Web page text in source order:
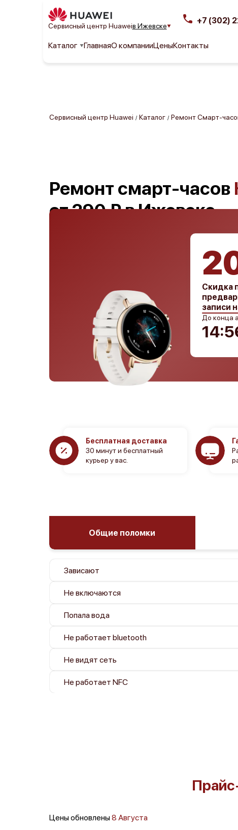
Сервисный центр Huaweiв Ижевске
+7 (302)
Каталог ГлавнаяО компанииЦеныКонтакты
Сервисный центр Huawei / Каталог / Ремонт Смарт-
Ремонт смарт-часов
от 290 ₽ в Ижевске
Скидка
записи
До конца
Бесплатная доставка
30 минут и бесплатный
курьер у вас.
Общие поломки
Зависают
Не включаются
Попала вода
Не работает bluetooth
Не видят сеть
Не работает NFC
Цены обновлены8 Августа